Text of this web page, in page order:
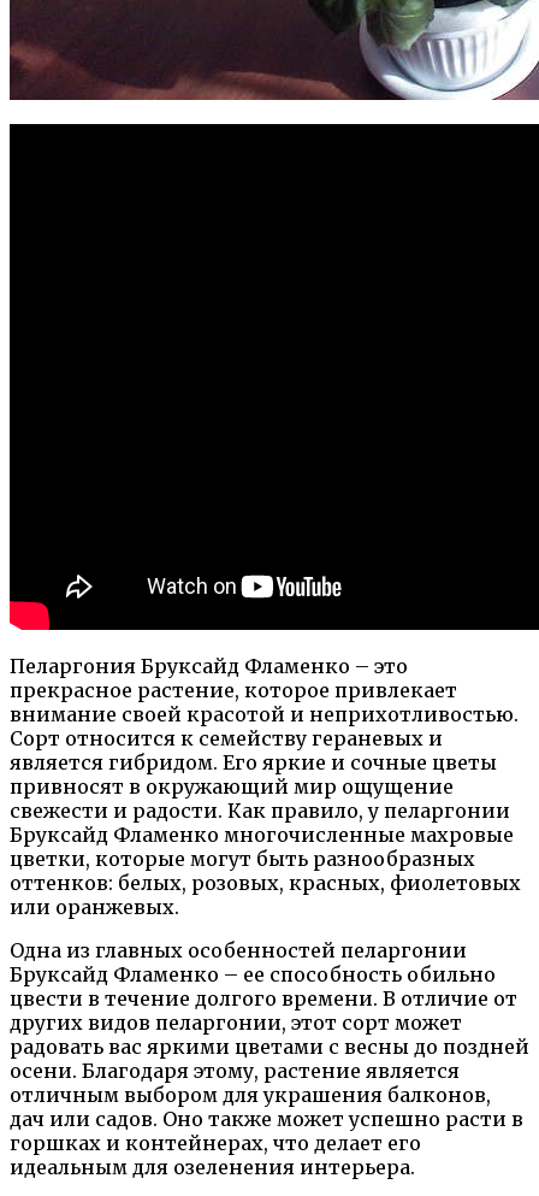
Пеларгония Бруксайд Фламенко – это
прекрасное растение, которое привлекает
внимание своей красотой и неприхотливостью.
Сорт относится к семейству гераневых и
является гибридом. Его яркие и сочные цветы
привносят в окружающий мир ощущение
свежести и радости. Как правило, у пеларгонии
Бруксайд Фламенко многочисленные махровые
цветки, которые могут быть разнообразных
оттенков: белых, розовых, красных, фиолетовых
или оранжевых.
Одна из главных особенностей пеларгонии
Бруксайд Фламенко – ее способность обильно
цвести в течение долгого времени. В отличие от
других видов пеларгонии, этот сорт может
радовать вас яркими цветами с весны до поздней
осени. Благодаря этому, растение является
отличным выбором для украшения балконов,
дач или садов. Оно также может успешно расти в
горшках и контейнерах, что делает его
идеальным для озеленения интерьера.